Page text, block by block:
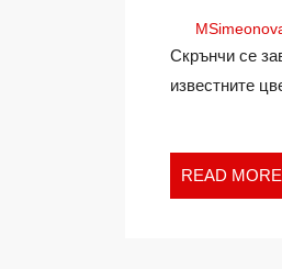
Скрънчи се завърнаха и са тотален хит! Но за какво всъщност става въпрос? Това са
известните
READ MORE